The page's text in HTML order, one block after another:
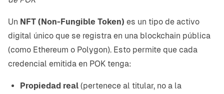
Un NFT (Non-Fungible Token) es un tipo de activo
digital único que se registra en una blockchain pública
(como Ethereum o Polygon). Esto permite que cada
credencial emitida en POK tenga:
Propiedad real (pertenece al titular, no a la